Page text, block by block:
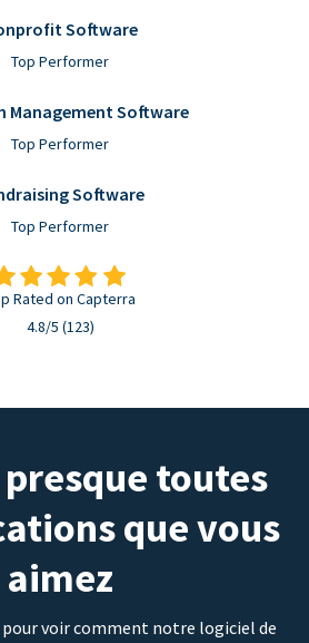
Software
Top Performer
Management Software
Top Performer
Software
Top Performer
Rated on Capterra
4.8/5 (123)
toutes
que vous
aimez
pour voir comment notre logiciel de